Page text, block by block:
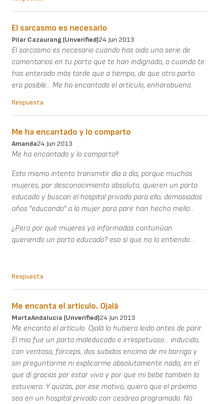
El sarcasmo es necesario
Pilar Cazaurang (unverified)24 Jun 2013
El sarcasmo es necesario cuando has oido una serie de
comentarios en tu parto que te han indignado, o cuando te
has enterado más tarde que a tiempo, de que otro parto
era posible... Me ha encantado el artículo, enhorabuena.
Respuesta
Me ha encantado y lo comparto
Amanda24 Jun 2013
Me ha encantado y lo comparto!!
Esto mismo intento transmitir día a día, porque muchas
mujeres, por desconocimiento absoluto, quieren un parto
educado y buscan el hospital privado para ello; demasiados
años "educando" a la mujer para parir han hecho mella...
¿Pero por qué mujeres ya informadas contunúan
queriendo un parto educado? eso sí que no lo entiendo...
Respuesta
Me encanta el artículo. Ojalá
MartaAndalucia (unverified)24 Jun 2013
Me encanta el artículo. Ojalá lo hubiera leido antes de parir.
El mio fue un parto maleducado e irrespetuoso… inducido,
con ventosa, forceps, dos subidos encima de mi barriga y
sin preguntarme ni explicarme absolutamente nada, en el
que dí gracias por estar viva y por que mi bebe también lo
estuviera. Y quizás, por ese motivo, quiero que el próximo
sea en un hospital privado con cesárea programada. No